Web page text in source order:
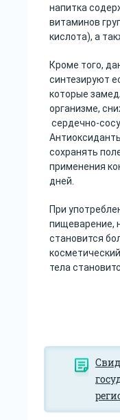
напитка
витаминов
кислота), а
Кроме того,
синтезируют
которые
организме,
сердечно-
сохранять
применения
дней.
При
пищеварение,
становится
тела